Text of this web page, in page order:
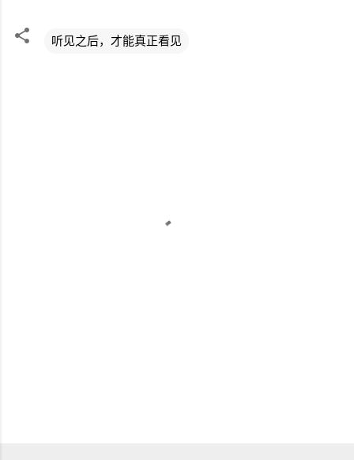
听见之后，才能真正看见